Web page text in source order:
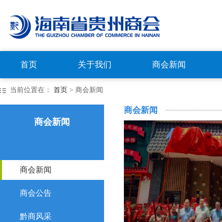
首页 关于我们 商会新闻
当前位置在： 首页 > 商会新闻
商会新闻
商会新闻
商会公告
黔商风采
商会新闻